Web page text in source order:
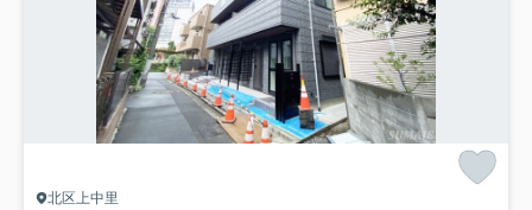
北区上中里